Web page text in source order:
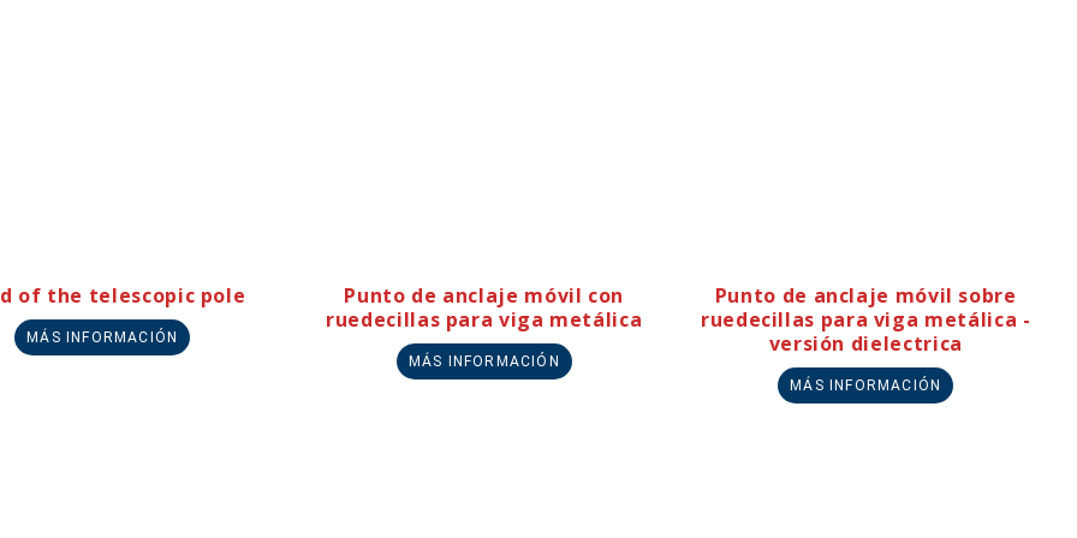
of the telescopic pole
MÁS INFORMACIÓN
Punto de anclaje móvil con
ruedecillas para viga metálica
MÁS INFORMACIÓN
Punto de anclaje móvil sobre
ruedecillas para viga metálica -
versión dielectrica
MÁS INFORMACIÓN